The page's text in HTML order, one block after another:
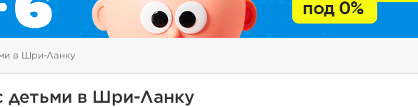
в Шри-Ланку
детьми в Шри-Ланку